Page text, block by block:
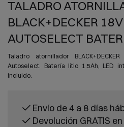
TALADRO
BLACK+DECKER
AUTOSELECT
Taladro atornillador
Autoselect. Batería litio 1.5Ah, LED
incluido.
Envío de 4 a 8 días
Devolución GRATIS